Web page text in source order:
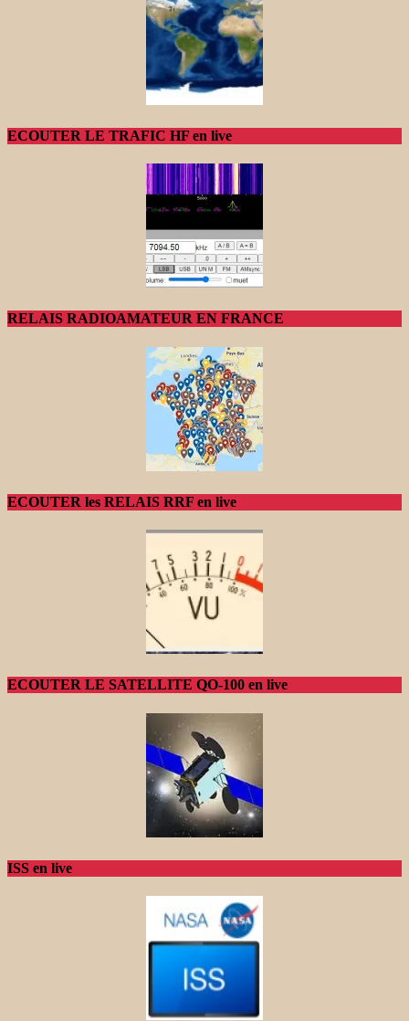
ECOUTER LE TRAFIC HF en live
RELAIS RADIOAMATEUR EN FRANCE
ECOUTER les RELAIS RRF en live
ECOUTER LE SATELLITE QO-100 en live
ISS en live